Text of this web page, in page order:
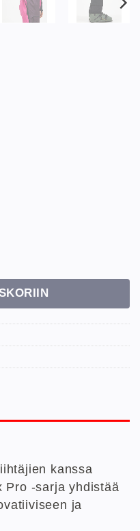
kanssa
Pro -sarja yhdistää
ja